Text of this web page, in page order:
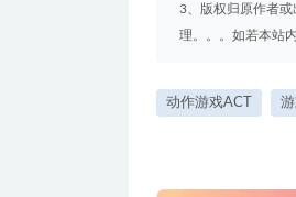
3、版权归原作者
理。。。如若本站
动作游戏ACT